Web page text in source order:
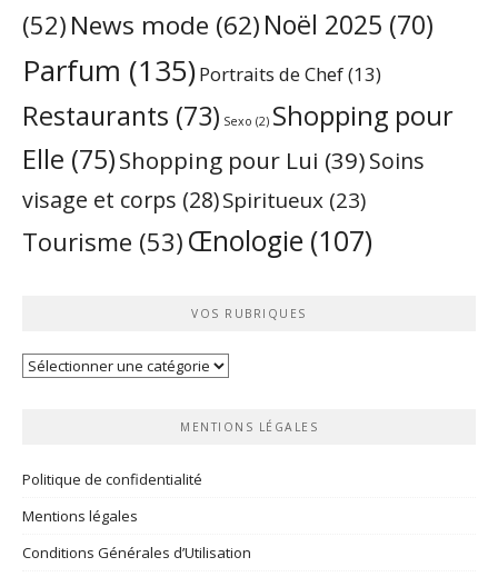
(52) News mode (62)Noël 2025 (70)
Parfum (135)Portraits de Chef(13)
Restaurants (73) Sexo (2) Shopping pour
Elle (75)Shopping pour Lui (39)Soins
visage et corps (28)Spiritueux (23)
Tourisme (53) Œnologie (107)
VOS RUBRIQUES
Vos
MENTIONS LÉGALES
Politique de confidentialité
Mentions légales
Conditions Générales d’Utilisation